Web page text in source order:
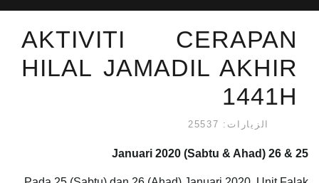
AKTIVITI CERAPAN
HILAL JAMADIL AKHIR
1441H
الزيارات: 25537
25 & 26 Januari 2020 (Sabtu & Ahad)